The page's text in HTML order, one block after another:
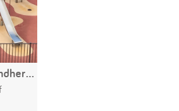
Spielplatz Jugendherberge Leutesdorf